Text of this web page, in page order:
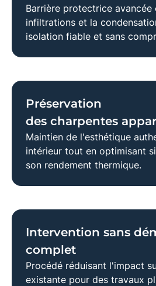
Barrière protectrice avancée
infiltrations et la
isolation fiable et sans
Préservation
des charpentes
Maintien de l'esthétique
intérieur tout en optimisant
son rendement thermique.
Intervention sans
complet
Procédé réduisant l'impact
existante pour des travaux